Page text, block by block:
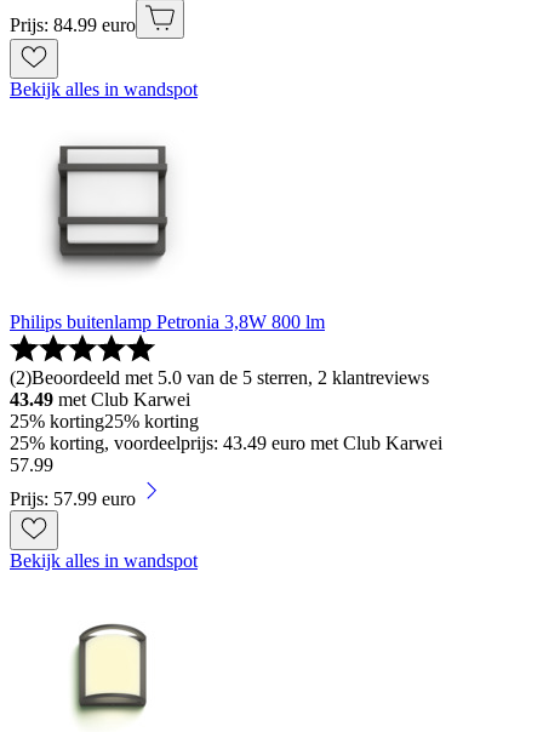
Prijs: 84.99 euro
Bekijk alles in wandspot
Philips buitenlamp Petronia 3,8W 800 lm
(2)Beoordeeld met 5.0 van de 5 sterren, 2 klantreviews
43.49 met Club Karwei
25% korting25% korting
25% korting, voordeelprijs: 43.49 euro met Club Karwei
57.99
Prijs: 57.99 euro
Bekijk alles in wandspot